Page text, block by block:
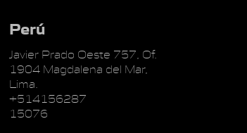
Perú
Javier Prado Oeste 757, Of.
1904 Magdalena del Mar,
Lima.
+514156287
15076